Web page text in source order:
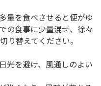
量を食べさせると便がゆ
の食事に少量混ぜ、徐々
り替えてください。
光を避け、風通しのよい